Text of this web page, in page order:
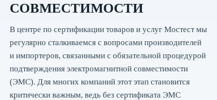
СОВМЕСТИМОСТИ
В центре по сертификации товаров и услуг Мостест мы
регулярно сталкиваемся с вопросами производителей
и импортеров, связанными с обязательной процедурой
подтверждения электромагнитной совместимости
(ЭМС). Для многих компаний этот этап становится
критически важным, ведь без сертификата ЭМС